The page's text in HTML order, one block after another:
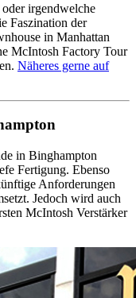
irgendwelche
Faszination der
in Manhattan
McIntosh Factory Tour
Näheres gerne auf
in Binghampton
Fertigung. Ebenso
Anforderungen
Jedoch wird auch
McIntosh Verstärker